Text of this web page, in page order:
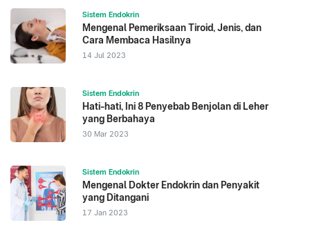
National Institutes of Health. "Bacterial Flora and
Body Odor." NIH.gov. Retrieved from
https://www.nih.gov.
Cleveland Clinic. "Deodorant vs. Antiperspirant: Apa
https://my.clevelandclinic.org.
Sistem Endokrin
Mengenal Pemeriksaan Tiroid, Jenis, dan
Cara Membaca Hasilnya
14 Jul 2023
Sistem Endokrin
Hati-hati, Ini 8 Penyebab Benjolan di Leher
yang Berbahaya
30 Mar 2023
Sistem Endokrin
Mengenal Dokter Endokrin dan Penyakit
yang Ditangani
17 Jan 2023